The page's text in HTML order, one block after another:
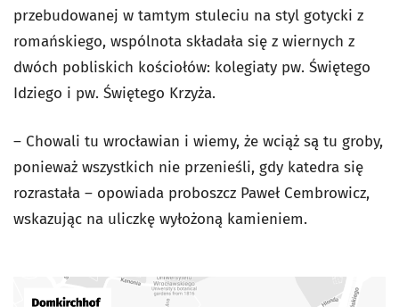
przebudowanej w tamtym stuleciu na styl gotycki z
romańskiego, wspólnota składała się z wiernych z
dwóch pobliskich kościołów: kolegiaty pw. Świętego
Idziego i pw. Świętego Krzyża.
– Chowali tu wrocławian i wiemy, że wciąż są tu groby,
ponieważ wszystkich nie przenieśli, gdy katedra się
rozrastała – opowiada proboszcz Paweł Cembrowicz,
wskazując na uliczkę wyłożoną kamieniem.